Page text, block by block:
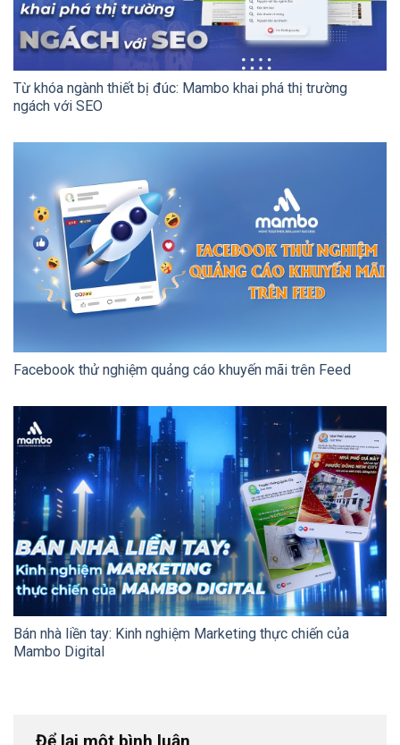
Từ khóa ngành thiết bị đúc: Mambo khai phá thị trường
ngách với SEO
Facebook thử nghiệm quảng cáo khuyến mãi trên Feed
Bán nhà liền tay: Kinh nghiệm Marketing thực chiến của
Mambo Digital